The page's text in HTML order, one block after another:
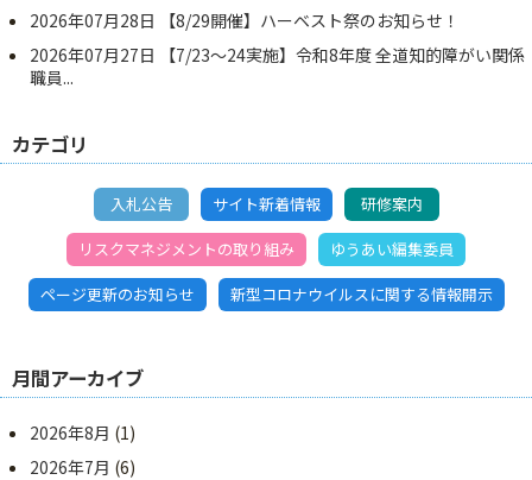
2026年07月28日
【8/29開催】ハーベスト祭のお知らせ！
2026年07月27日
【7/23～24実施】令和8年度 全道知的障がい関係
職員...
カテゴリ
入札公告 サイト新着情報
研修案内
リスクマネジメントの取り組み
ゆうあい編集委員
ページ更新のお知らせ
新型コロナウイルスに関する情報開示
月間アーカイブ
2026年8月 (1)
2026年7月 (6)